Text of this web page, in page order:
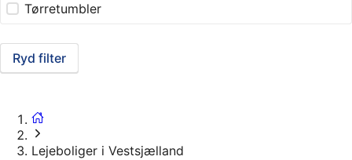
Tørretumbler
Ryd filter
Lejeboliger i Vestsjælland